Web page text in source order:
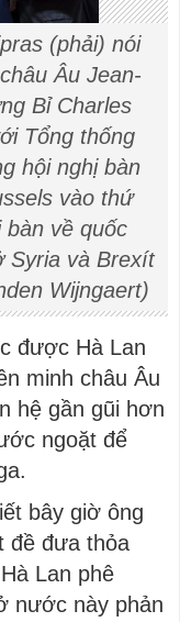
(phải) nói
Âu Jean-
Bỉ Charles
Tổng thống
hội nghị bàn
vào thứ
bàn về quốc
Syria và Brexít
Wijngaert)
được Hà Lan
minh châu Âu
hệ gần gũi hơn
ngoặt để
bây giờ ông
đề đưa thỏa
Lan phê
nước này phản